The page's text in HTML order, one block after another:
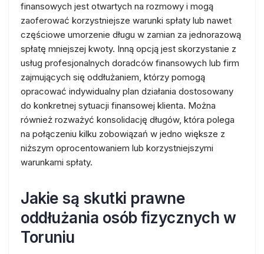
finansowych jest otwartych na rozmowy i mogą
zaoferować korzystniejsze warunki spłaty lub nawet
częściowe umorzenie długu w zamian za jednorazową
spłatę mniejszej kwoty. Inną opcją jest skorzystanie z
usług profesjonalnych doradców finansowych lub firm
zajmujących się oddłużaniem, którzy pomogą
opracować indywidualny plan działania dostosowany
do konkretnej sytuacji finansowej klienta. Można
również rozważyć konsolidację długów, która polega
na połączeniu kilku zobowiązań w jedno większe z
niższym oprocentowaniem lub korzystniejszymi
warunkami spłaty.
Jakie są skutki prawne
oddłużania osób fizycznych w
Toruniu